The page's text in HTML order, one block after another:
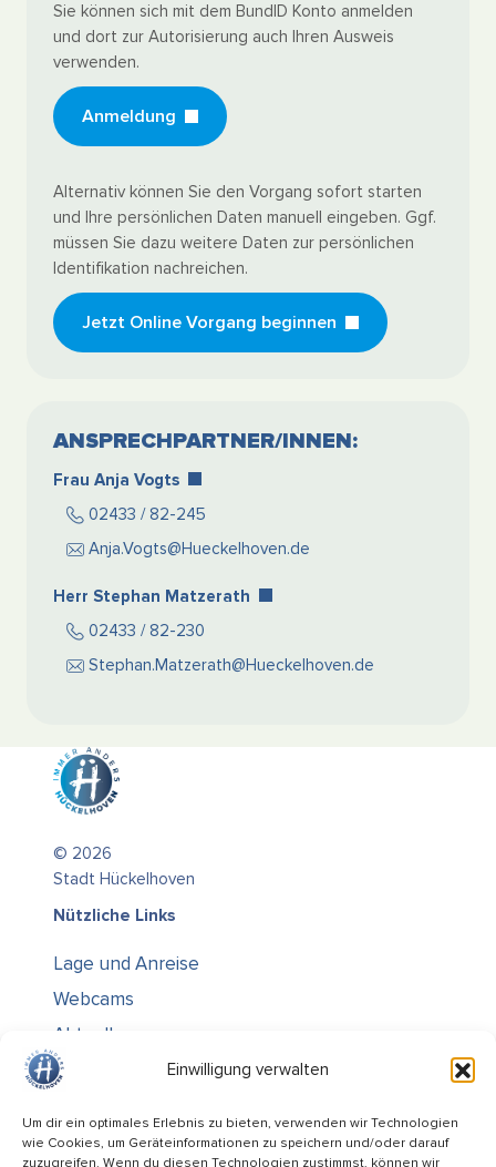
Einwilligung verwalten
Um dir ein optimales Erlebnis zu bieten, verwenden wir Technologien
wie Cookies, um Geräteinformationen zu speichern und/oder darauf
zuzugreifen. Wenn du diesen Technologien zustimmst, können wir
Sie können sich mit dem BundID Konto anmelden
und dort zur Autorisierung auch Ihren Ausweis
verwenden.
Anmeldung
Alternativ können Sie den Vorgang sofort starten
und Ihre persönlichen Daten manuell eingeben. Ggf.
müssen Sie dazu weitere Daten zur persönlichen
Identifikation nachreichen.
Jetzt Online Vorgang beginnen
ANSPRECHPARTNER/INNEN:
Frau Anja Vogts
02433 / 82-245
Anja.Vogts@Hueckelhoven.de
Herr Stephan Matzerath
02433 / 82-230
Stephan.Matzerath@Hueckelhoven.de
© 2026
Stadt Hückelhoven
Nützliche Links
Lage und Anreise
Webcams
Aktuelles
Über uns
Kontakt / Öffnungszeiten
Alle Ämter